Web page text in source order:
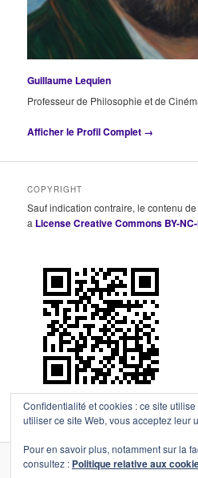
Guillaume Lequien
Professeur de Philosophie et de
Afficher le Profil Complet →
COPYRIGHT
Sauf indication contraire, le contenu
a License Creative Commons BY-
Fièrement propulsé
Confidentialité et cookies : ce site
utiliser ce site Web, vous acceptez leur
Pour en savoir plus, notamment sur la
consultez : Politique relative aux